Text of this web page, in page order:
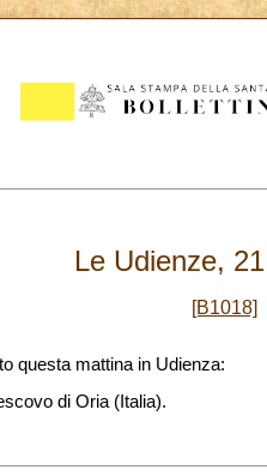
Le Udienze,
[B1018]
questa mattina in Udienza:
di Oria (Italia).